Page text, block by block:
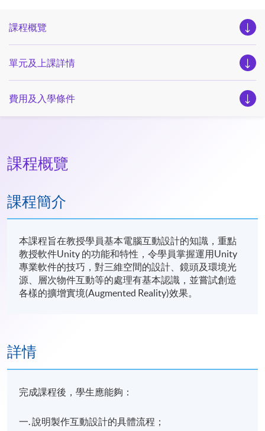
課程概覽
單元及上課詳情
費用及入學條件
課程概覽
課程簡介
本課程旨在教授學員基本電腦互動設計的知識，重點
教授軟件Unity 的功能和特性，令學員掌握運用Unity
專業軟件的技巧，對三維空間的設計、鏡頭及環境光
源、層次物件互動等的處理有基本認識，並嘗試創造
各樣的擴增實境(Augmented Reality)效果。
詳情
完成課程後，學生應能夠：
一. 說明製作互動設計的具體流程；